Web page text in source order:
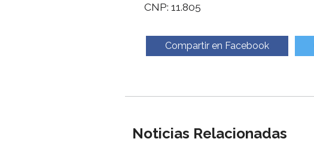
CNP: 11.805
Compartir en Facebook
Noticias Relacionadas